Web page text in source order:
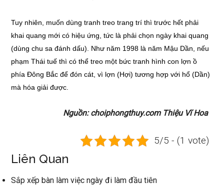
Tuy nhiên, muốn dùng tranh treo trang trí thì trước hết phải
khai quang mới có hiệu ứng, tức là phải chọn ngày khai quang
(dùng chu sa đánh dấu). Như năm 1998 là năm Mậu Dần, nếu
phạm Thái tuế thì có thể treo một bức tranh hình con lợn ồ
phía Đông Bắc để đón cát, vì lợn (Hợi) tương hợp với hổ (Dần)
mà hóa giải được.
Nguồn: choiphongthuy.com Thiệu Vĩ Hoa
5/5 - (1 vote)
Liên Quan
Sắp xếp bàn làm việc ngày đi làm đầu tiên